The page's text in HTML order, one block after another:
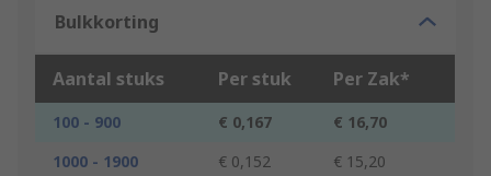
Bulkkorting
Aantal stuks Per stuk Per Zak*
100 - 900 € 0,167
€ 16,70
1000 - 1900
€ 0,152
€ 15,20